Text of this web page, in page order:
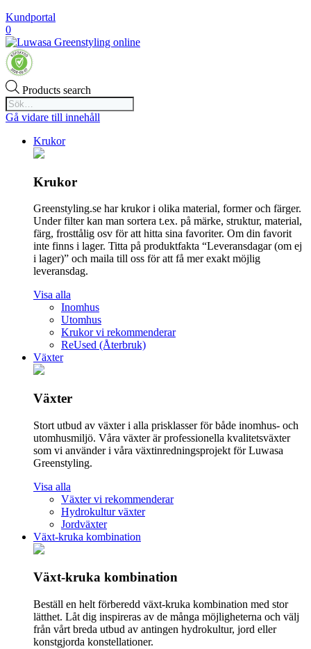
Kundportal
0
Products search
Gå vidare till innehåll
Krukor
Krukor
Greenstyling.se har krukor i olika material, former och färger.
Under filter kan man sortera t.ex. på märke, struktur, material,
färg, frosttålig osv för att hitta sina favoriter. Om din favorit
inte finns i lager. Titta på produktfakta “Leveransdagar (om ej
i lager)” och maila till oss för att få mer exakt möjlig
leveransdag.
Visa alla
Inomhus
Utomhus
Krukor vi rekommenderar
ReUsed (Återbruk)
Växter
Växter
Stort utbud av växter i alla prisklasser för både inomhus- och
utomhusmiljö. Våra växter är professionella kvalitetsväxter
som vi använder i våra växtinredningsprojekt för Luwasa
Greenstyling.
Visa alla
Växter vi rekommenderar
Hydrokultur växter
Jordväxter
Växt-kruka kombination
Växt-kruka kombination
Beställ en helt förberedd växt-kruka kombination med stor
lätthet. Låt dig inspireras av de många möjligheterna och välj
från vårt breda utbud av antingen hydrokultur, jord eller
konstgjorda konstellationer.